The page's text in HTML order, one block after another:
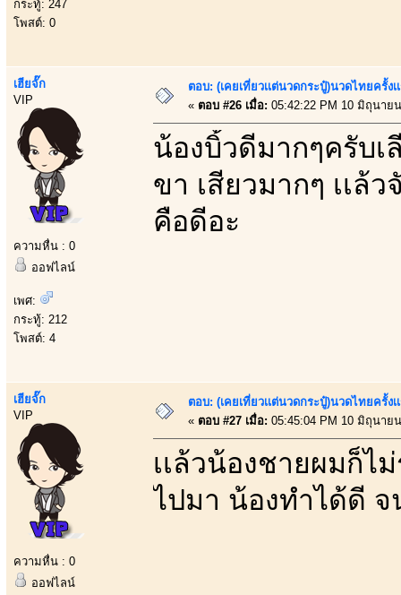
กระทู้: 247
โพสต์: 0
เฮียจั๊ก
VIP
ความหื่น : 0
ออฟไลน์
เพศ:
กระทู้: 212
โพสต์: 4
ตอบ: (เคยเที่ยวเเต่นวดกระปู๋)นวดไทยครั้ง
« ตอบ #26 เมื่อ: 05:42:22 PM 10 มิถุนาย
น้องบิ้วดีมากๆครับเ
ขา เสียวมากๆ เเล้
คือดีอะ
เฮียจั๊ก
VIP
ความหื่น : 0
ออฟไลน์
ตอบ: (เคยเที่ยวเเต่นวดกระปู๋)นวดไทยครั้ง
« ตอบ #27 เมื่อ: 05:45:04 PM 10 มิถุนาย
เเล้วน้องชายผมก็ไ
ไปมา น้องทำได้ดี จ